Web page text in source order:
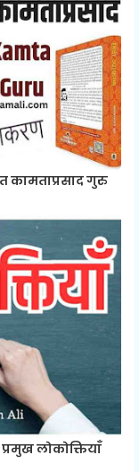
कामताप्रसाद गुरु
लोकोक्तियाँ